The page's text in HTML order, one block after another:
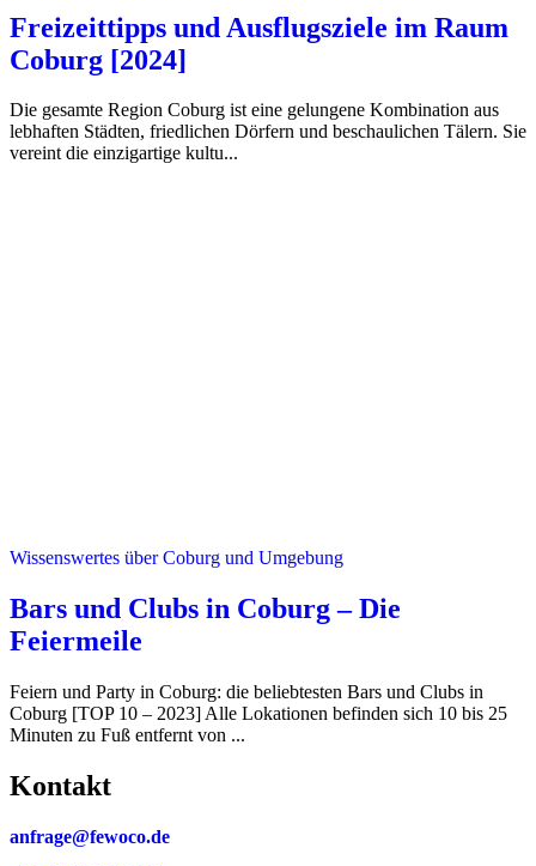
Freizeittipps und Ausflugsziele im Raum
Coburg [2024]
Die gesamte Region Coburg ist eine gelungene Kombination aus
lebhaften Städten, friedlichen Dörfern und beschaulichen Tälern. Sie
vereint die einzigartige kultu...
Wissenswertes über Coburg und Umgebung
Bars und Clubs in Coburg – Die
Feiermeile
Feiern und Party in Coburg: die beliebtesten Bars und Clubs in
Coburg [TOP 10 – 2023] Alle Lokationen befinden sich 10 bis 25
Minuten zu Fuß entfernt von ...
Kontakt
anfrage@fewoco.de